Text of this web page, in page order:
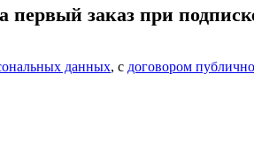
первый заказ при
данных, с договором